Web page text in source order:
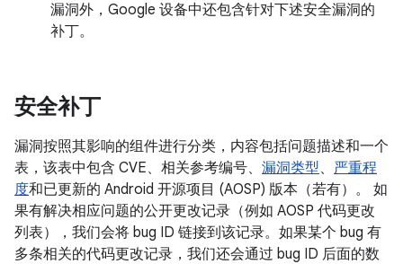
漏洞外，Google 设备中还包含针对下述安全漏洞的
补丁。
安全补丁
漏洞按照其影响的组件进行分类，内容包括问题描述和一个
表，该表中包含 CVE、相关参考编号、 漏洞类型、 严重程
度和已更新的 Android 开源项目 (AOSP) 版本（若有）。 如
果有解决相应问题的公开更改记录（例如 AOSP 代码更改
列表），我们会将 bug ID 链接到该记录。如果某个 bug 有
多条相关的代码更改记录，我们还会通过 bug ID 后面的数